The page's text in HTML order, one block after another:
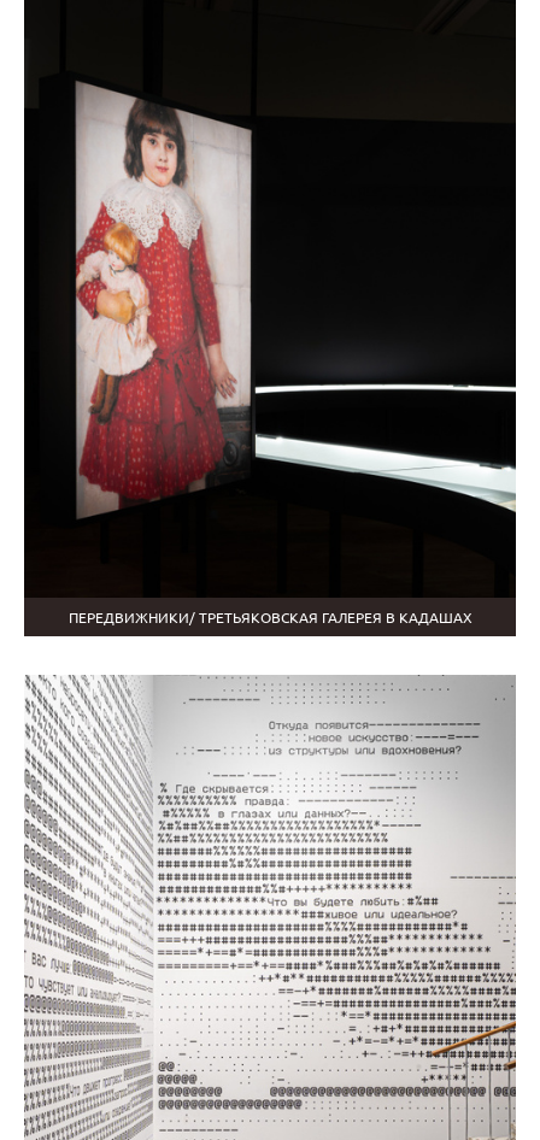
ПЕРЕДВИЖНИКИ/ ТРЕТЬЯКОВСКАЯ ГАЛЕРЕЯ В КАДАШАХ